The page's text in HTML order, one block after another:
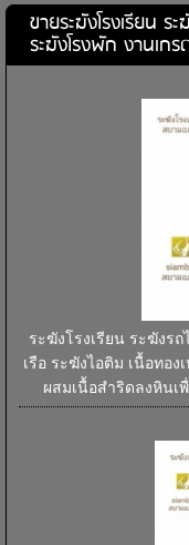
ขายระฆังโรงเรียน ร
ระฆังโรงพัก งานเกร
ระฆังโรงเรียน ระฆังร
เรือ ระฆังไอติม เนื้อทอ
ผสมเนื้อสำริดลงหินเ